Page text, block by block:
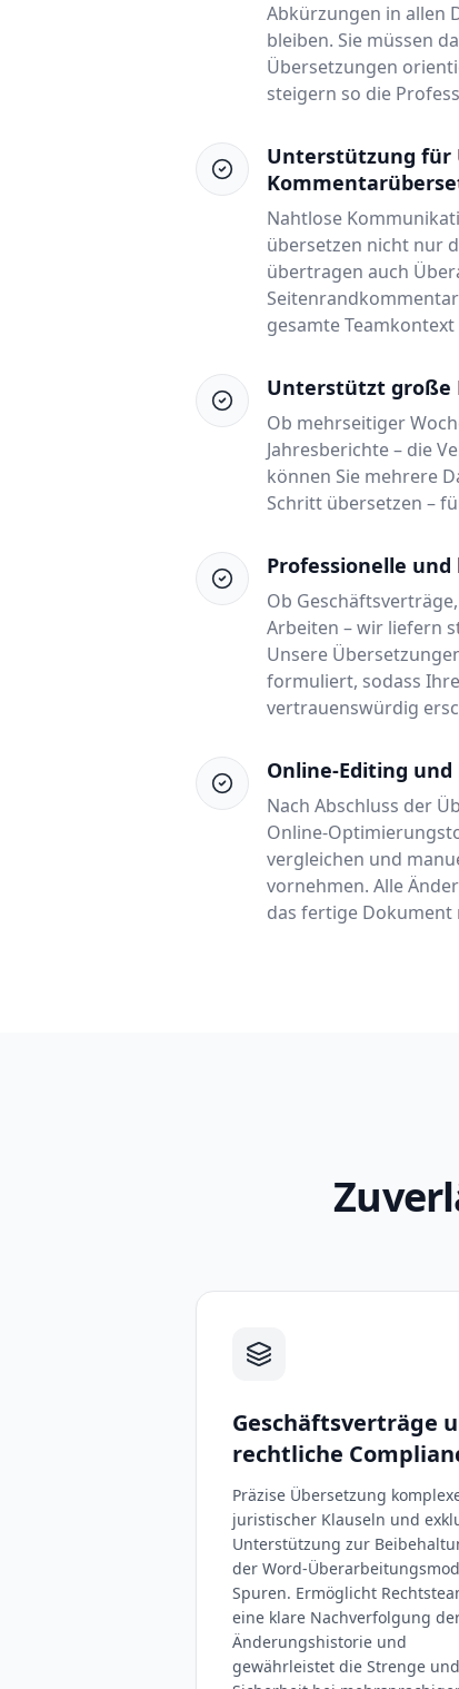
Abkürzungen in allen
bleiben. Sie müssen
Übersetzungen
steigern so die
Unterstützung für
Nahtlose
übersetzen nicht nur
übertragen auch
gesamte
Unterstützt große
Ob mehrseitiger
Jahresberichte – die
können Sie mehrere
Schritt übersetzen –
Professionelle
Ob
Arbeiten – wir liefern
Unsere
formuliert, sodass
vertrauenswürdig
Online-Editing
Nach Abschluss der
Online-
vergleichen und
vornehmen. Alle
das fertige
Geschäftsverträge
rechtliche
Präzise Übersetzung
juristischer Klauseln und
Unterstützung zur
der Word-
Spuren. Ermöglicht
eine klare Nachverfolgung
Änderungshistorie und
gewährleistet die Strenge und